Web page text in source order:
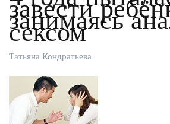
занимаясь
сексом
Татьяна Кондратьева